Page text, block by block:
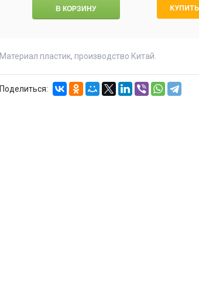
Материал пластик, производство Китай.
Поделиться: